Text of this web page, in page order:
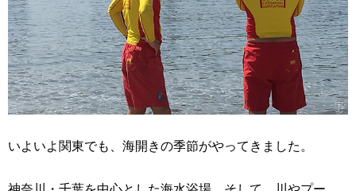
いよいよ関東でも、海開きの季節がやってきました。